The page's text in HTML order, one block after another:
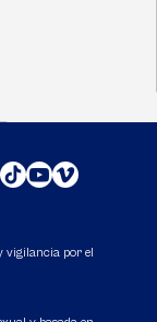
vigilancia por el